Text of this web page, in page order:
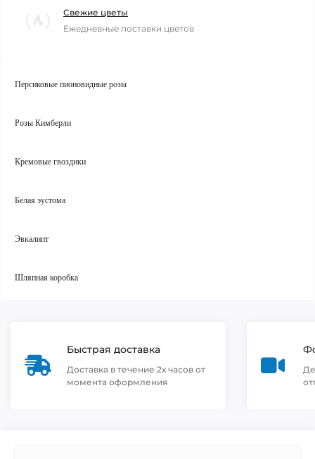
Свежие цветы
Ежедневные поставки цветов
Персиковые пионовидные розы
Розы Кимберли
Кремовые гвоздики
Белая эустома
Эвкалипт
Шляпная коробка
Быстрая доставка
Доставка в течение 2х часов от
момента оформления